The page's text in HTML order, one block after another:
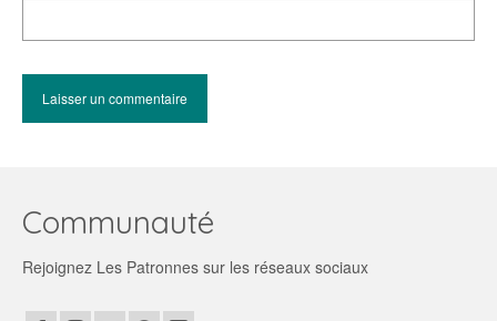
Communauté
Rejoignez Les Patronnes sur les réseaux sociaux